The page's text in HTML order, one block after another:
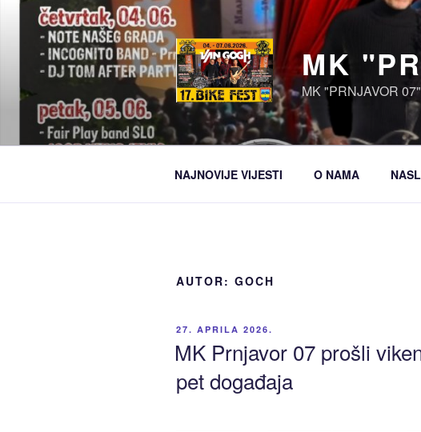
MK
MK "PRNJAVOR 07"
NAJNOVIJE VIJESTI O NAMA
AUTOR: GOCH
OBJAVLJENO
27. APRILA 2026.
MK Prnjavor 07 prošli
pet događaja